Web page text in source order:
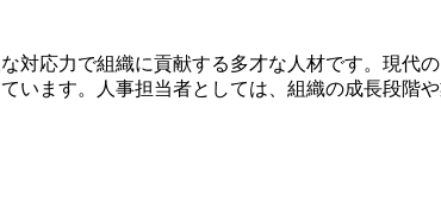
対応力で組織に貢献する多才な人材です。現
います。人事担当者としては、組織の成長段階